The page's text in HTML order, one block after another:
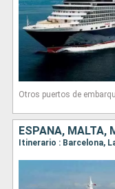
Otros puertos de
ESPAÑA, MALTA,